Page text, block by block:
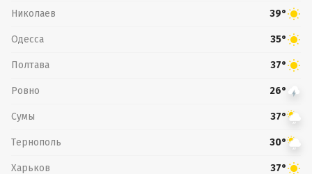
Николаев 39°
Одесса 35°
Полтава 37°
Ровно 26°
Сумы 37°
Тернополь 30°
Харьков 37°